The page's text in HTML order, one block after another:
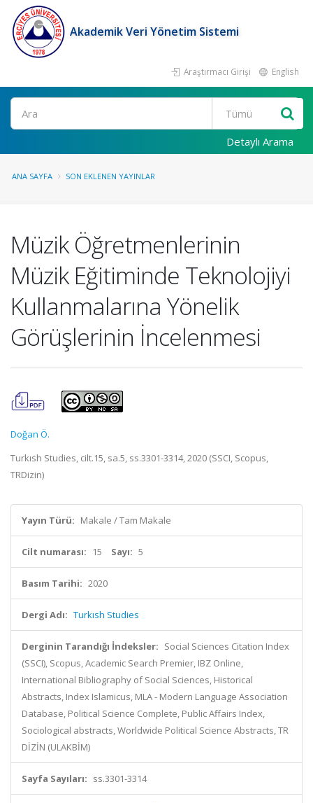
Akademik Veri Yönetim Sistemi
Araştırmacı Girişi English
Ara
Detaylı Arama
ANA SAYFA SON EKLENEN YAYINLAR
Müzik Öğretmenlerinin
Müzik Eğitiminde Teknolojiyi
Kullanmalarına Yönelik
Görüşlerinin İncelenmesi
Doğan Ö.
Turkısh Studies, cilt.15, sa.5, ss.3301-3314, 2020 (SSCI, Scopus,
TRDizin)
Yayın Türü: Makale / Tam Makale
Cilt numarası: 15 Sayı: 5
Basım Tarihi: 2020
Dergi Adı: Turkısh Studies
Derginin Tarandığı İndeksler: Social Sciences Citation Index
(SSCI), Scopus, Academic Search Premier, IBZ Online,
International Bibliography of Social Sciences, Historical
Abstracts, Index Islamicus, MLA - Modern Language Association
Database, Political Science Complete, Public Affairs Index,
Sociological abstracts, Worldwide Political Science Abstracts, TR
DİZİN (ULAKBİM)
Sayfa Sayıları: ss.3301-3314